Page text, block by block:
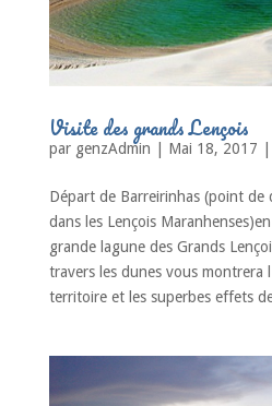
Visite des grands Lençois
par genzAdmin Mai 18, 2017
Départ de Barreirinhas (point de
dans les Lençois
grande lagune des Grands
travers les dunes vous montrera
territoire et les superbes effets